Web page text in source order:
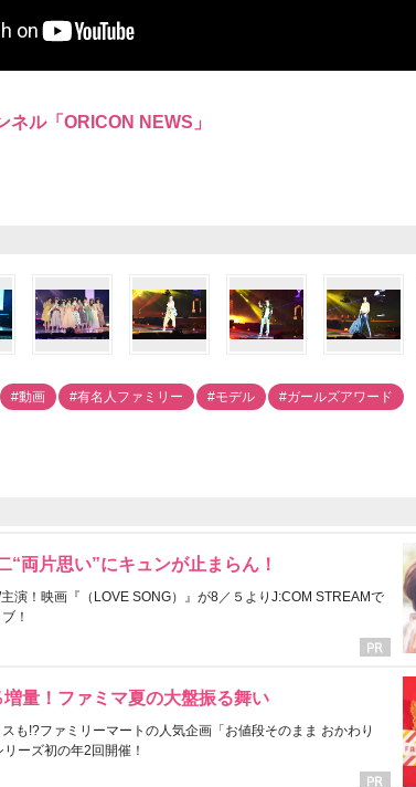
ル「ORICON NEWS」
#動画 #有名人ファミリー #モデル #ガールズアワード
“両片思い”にキュンが止まらん！
演！映画『（LOVE SONG）』が8／５よりJ:COM STREAMで
！
量！ファミマ夏の大盤振る舞い
も!?ファミリーマートの人気企画「お値段そのまま おかわり
ーズ初の年2回開催！